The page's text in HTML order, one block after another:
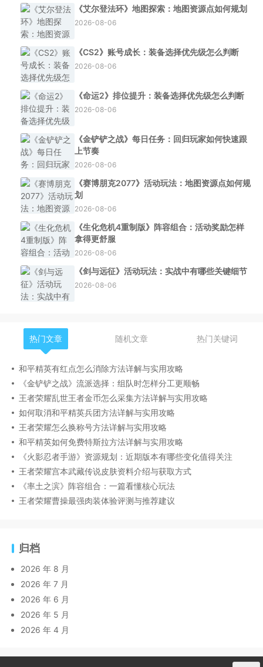
《艾尔登法环》地图探索：地图资源点如何规划
2026-08-06
《CS2》账号成长：装备选择优先级怎么判断
2026-08-06
《命运2》排位提升：装备选择优先级怎么判断
2026-08-06
《金铲铲之战》每日任务：回归玩家如何快速跟
上节奏
2026-08-06
《赛博朋克2077》活动玩法：地图资源点如何规
划
2026-08-06
《生化危机4重制版》阵容组合：活动奖励怎样
拿得更舒服
2026-08-06
《剑与远征》活动玩法：实战中有哪些关键细节
2026-08-06
热门文章 随机文章 热门关键词
和平精英有红点怎么消除方法详解与实用攻略
《金铲铲之战》流派选择：组队时怎样分工更顺畅
王者荣耀乱世王者金币怎么采集方法详解与实用攻略
如何取消和平精英兵团方法详解与实用攻略
王者荣耀怎么换称号方法详解与实用攻略
和平精英如何免费特斯拉方法详解与实用攻略
《火影忍者手游》资源规划：近期版本有哪些变化值得关注
王者荣耀宫本武藏传说皮肤资料介绍与获取方式
《率土之滨》阵容组合：一篇看懂核心玩法
王者荣耀曹操最强肉装体验评测与推荐建议
归档
2026 年 8 月
2026 年 7 月
2026 年 6 月
2026 年 5 月
2026 年 4 月